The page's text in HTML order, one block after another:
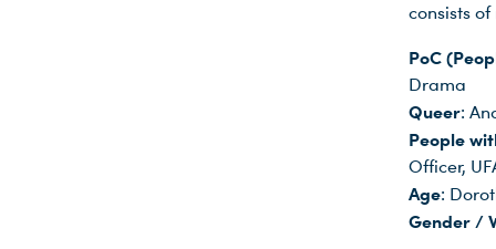
consists
PoC
Drama
Queer:
People
Officer,
Age:
Gender /